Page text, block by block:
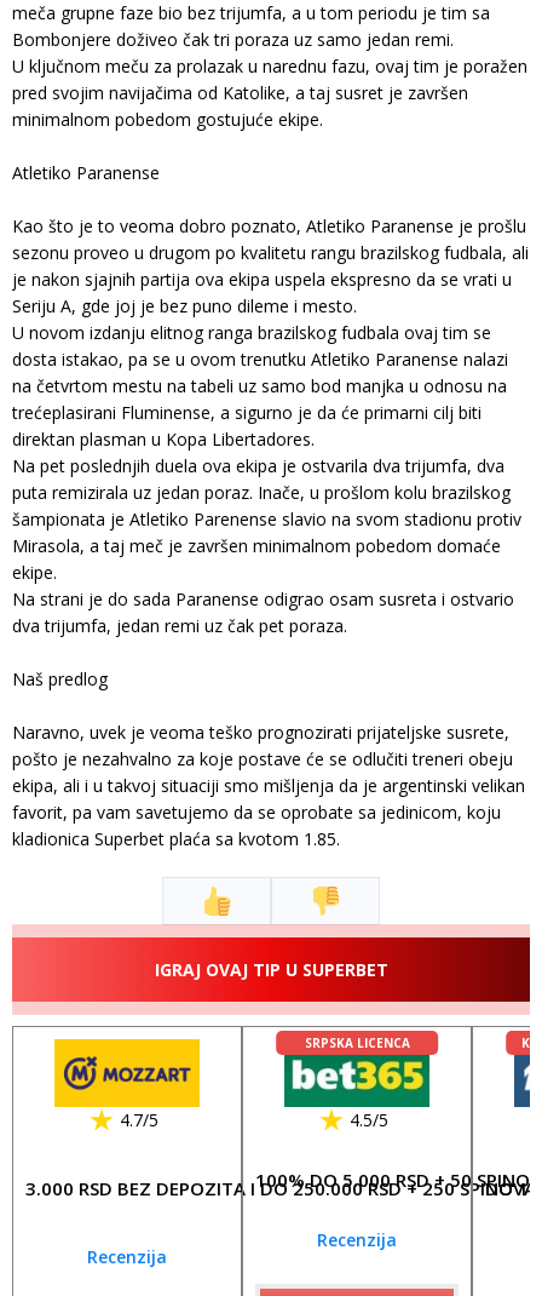
meča grupne faze bio bez trijumfa, a u tom periodu je tim sa
Bombonjere doživeo čak tri poraza uz samo jedan remi.
U ključnom meču za prolazak u narednu fazu, ovaj tim je poražen
pred svojim navijačima od Katolike, a taj susret je završen
minimalnom pobedom gostujuće ekipe.
Atletiko Paranense
Kao što je to veoma dobro poznato, Atletiko Paranense je prošlu
sezonu proveo u drugom po kvalitetu rangu brazilskog fudbala, ali
je nakon sjajnih partija ova ekipa uspela ekspresno da se vrati u
Seriju A, gde joj je bez puno dileme i mesto.
U novom izdanju elitnog ranga brazilskog fudbala ovaj tim se
dosta istakao, pa se u ovom trenutku Atletiko Paranense nalazi
na četvrtom mestu na tabeli uz samo bod manjka u odnosu na
trećeplasirani Fluminense, a sigurno je da će primarni cilj biti
direktan plasman u Kopa Libertadores.
Na pet poslednjih duela ova ekipa je ostvarila dva trijumfa, dva
puta remizirala uz jedan poraz. Inače, u prošlom kolu brazilskog
šampionata je Atletiko Parenense slavio na svom stadionu protiv
Mirasola, a taj meč je završen minimalnom pobedom domaće
ekipe.
Na strani je do sada Paranense odigrao osam susreta i ostvario
dva trijumfa, jedan remi uz čak pet poraza.
Naš predlog
Naravno, uvek je veoma teško prognozirati prijateljske susrete,
pošto je nezahvalno za koje postave će se odlučiti treneri obeju
ekipa, ali i u takvoj situaciji smo mišljenja da je argentinski velikan
favorit, pa vam savetujemo da se oprobate sa jedinicom, koju
kladionica Superbet plaća sa kvotom 1.85.
IGRAJ OVAJ TIP U SUPERBET
4.7/5
3.000 RSD BEZ DEPOZITA I DO 250.000 RSD + 250 SPINOVA
Recenzija
SRPSKA LICENCA
4.5/5
100% DO 5.000 RSD + 50
Recenzija
DO